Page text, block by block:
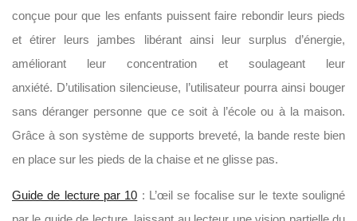
conçue pour que les enfants puissent faire rebondir leurs pieds
et étirer leurs jambes libérant ainsi leur surplus d’énergie,
améliorant leur concentration et soulageant leur
anxiété. D’utilisation silencieuse, l’utilisateur pourra ainsi bouger
sans déranger personne que ce soit à l’école ou à la maison.
Grâce à son système de supports breveté, la bande reste bien
en place sur les pieds de la chaise et ne glisse pas.
Guide de lecture par 10 : L’œil se focalise sur le texte souligné